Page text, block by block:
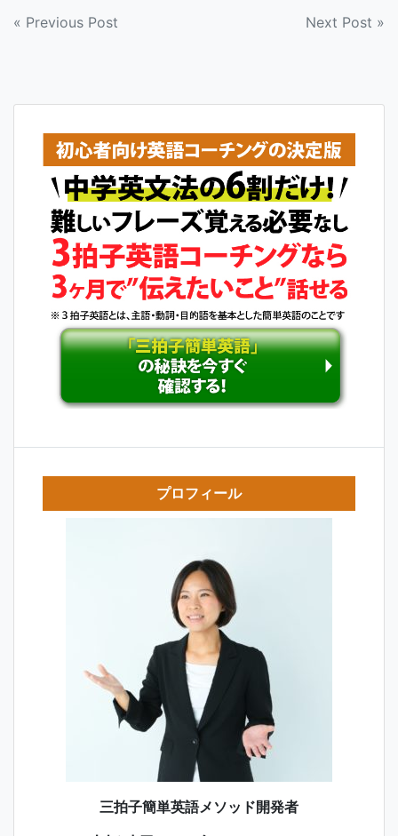
投
« Previous Post Next Post »
プロフィール
三拍子簡単英語メソッド開発者